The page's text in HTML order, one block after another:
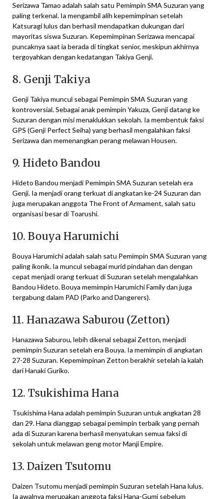
Serizawa Tamao adalah salah satu Pemimpin SMA Suzuran yang
paling terkenal. Ia mengambil alih kepemimpinan setelah
Katsuragi lulus dan berhasil mendapatkan dukungan dari
mayoritas siswa Suzuran. Kepemimpinan Serizawa mencapai
puncaknya saat ia berada di tingkat senior, meskipun akhirnya
tergoyahkan dengan kedatangan Takiya Genji.
8. Genji Takiya
Genji Takiya muncul sebagai Pemimpin SMA Suzuran yang
kontroversial. Sebagai anak pemimpin Yakuza, Genji datang ke
Suzuran dengan misi menaklukkan sekolah. Ia membentuk faksi
GPS (Genji Perfect Seiha) yang berhasil mengalahkan faksi
Serizawa dan memenangkan perang melawan Housen.
9. Hideto Bandou
Hideto Bandou menjadi Pemimpin SMA Suzuran setelah era
Genji. Ia menjadi orang terkuat di angkatan ke-24 Suzuran dan
juga merupakan anggota The Front of Armament, salah satu
organisasi besar di Toarushi.
10. Bouya Harumichi
Bouya Harumichi adalah salah satu Pemimpin SMA Suzuran yang
paling ikonik. Ia muncul sebagai murid pindahan dan dengan
cepat menjadi orang terkuat di Suzuran setelah mengalahkan
Bandou Hideto. Bouya memimpin Harumichi Family dan juga
tergabung dalam PAD (Parko and Dangerers).
11. Hanazawa Saburou (Zetton)
Hanazawa Saburou, lebih dikenal sebagai Zetton, menjadi
pemimpin Suzuran setelah era Bouya. Ia memimpin di angkatan
27-28 Suzuran. Kepemimpinan Zetton berakhir setelah ia kalah
dari Hanaki Guriko.
12. Tsukishima Hana
Tsukishima Hana adalah pemimpin Suzuran untuk angkatan 28
dan 29. Hana dianggap sebagai pemimpin terbaik yang pernah
ada di Suzuran karena berhasil menyatukan semua faksi di
sekolah untuk melawan geng motor Manji Empire.
13. Daizen Tsutomu
Daizen Tsutomu menjadi pemimpin Suzuran setelah Hana lulus.
Ia awalnya merupakan anggota faksi Hana-Gumi sebelum